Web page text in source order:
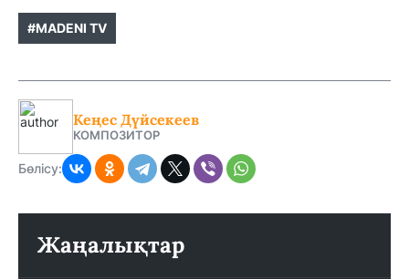
#MADENI TV
Кеңес Дүйсекеев
КОМПОЗИТОР
Бөлісу:
Жаңалықтар